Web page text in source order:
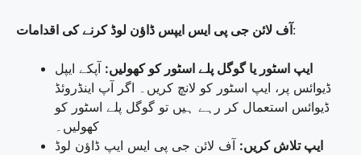
آف لائن جی پی ایس ایپس ڈاؤن لوڈ کرنے کی اقدامات:
ایپ اسٹور یا گوگل پلے اسٹور کو کھولیں: آپکے ایپل
ڈیوائس پر، ایپ اسٹور کو لانچ کریں۔ اگر آپ اینڈروئڈ
ڈیوائس استعمال کر رہے ہیں تو گوگل پلے اسٹور کو
کھولیں۔
ایپ تلاش کریں: آف لائن جی پی ایس ایپ ڈاؤن لوڈ